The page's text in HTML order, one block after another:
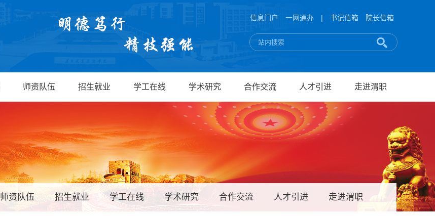
信息门户 一网通办 | 书记信箱 院长信箱
师资队伍 招生就业 学工在线 学术研究 合作交流 人才引进 走进渭职
师资队伍 招生就业 学工在线 学术研究 合作交流 人才引进 走进渭职